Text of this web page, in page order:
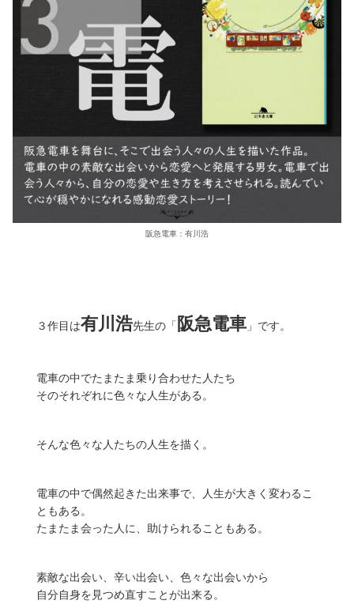
阪急電車：有川浩
３作目は有川浩先生の「 阪急電車 」です。
電車の中でたまたま乗り合わせた人たち
そのそれぞれに色々な人生がある。
そんな色々な人たちの人生を描く。
電車の中で偶然起きた出来事で、人生が大きく変わるこ
ともある。
たまたま会った人に、助けられることもある。
素敵な出会い、辛い出会い、色々な出会いから
自分自身を見つめ直すことが出来る。